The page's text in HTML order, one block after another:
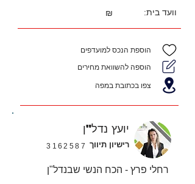
₪ וועד בית:
הוספת הנכס למועדפים
הוספה להשוואת מחירים
צפו בכתובת במפה
יועץ נדל"ן
3162587 רישיון תיווך
רחלי פרץ - הכח הנשי שבנדל"ן